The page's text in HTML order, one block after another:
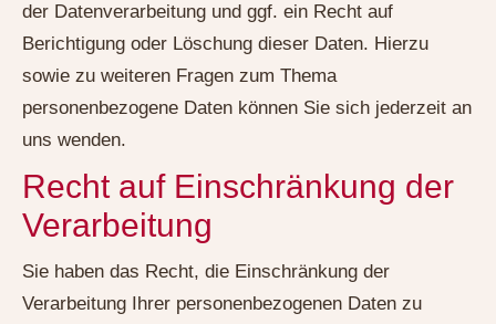
der Datenverarbeitung und ggf. ein Recht auf
Berichtigung oder Löschung dieser Daten. Hierzu
sowie zu weiteren Fragen zum Thema
personenbezogene Daten können Sie sich jederzeit an
uns wenden.
Recht auf Einschränkung der
Verarbeitung
Sie haben das Recht, die Einschränkung der
Verarbeitung Ihrer personenbezogenen Daten zu